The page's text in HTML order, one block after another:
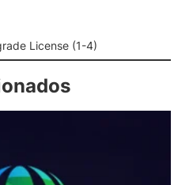
License (1-4)